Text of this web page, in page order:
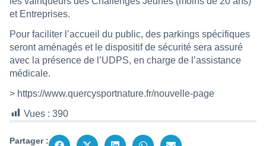
et Entreprises.
Pour faciliter l’accueil du public, des parkings spécifiques
seront aménagés et le dispositif de sécurité sera assuré
avec la présence de l’UDPS, en charge de l’assistance
médicale.
> https://www.quercysportnature.fr/nouvelle-page
Vues : 390
Partager :